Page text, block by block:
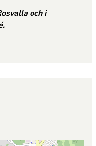
och i